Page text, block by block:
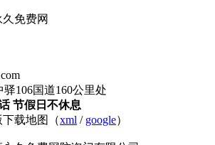
免费网
106国道160公里处
节假日不休息
载地图（xml / google）